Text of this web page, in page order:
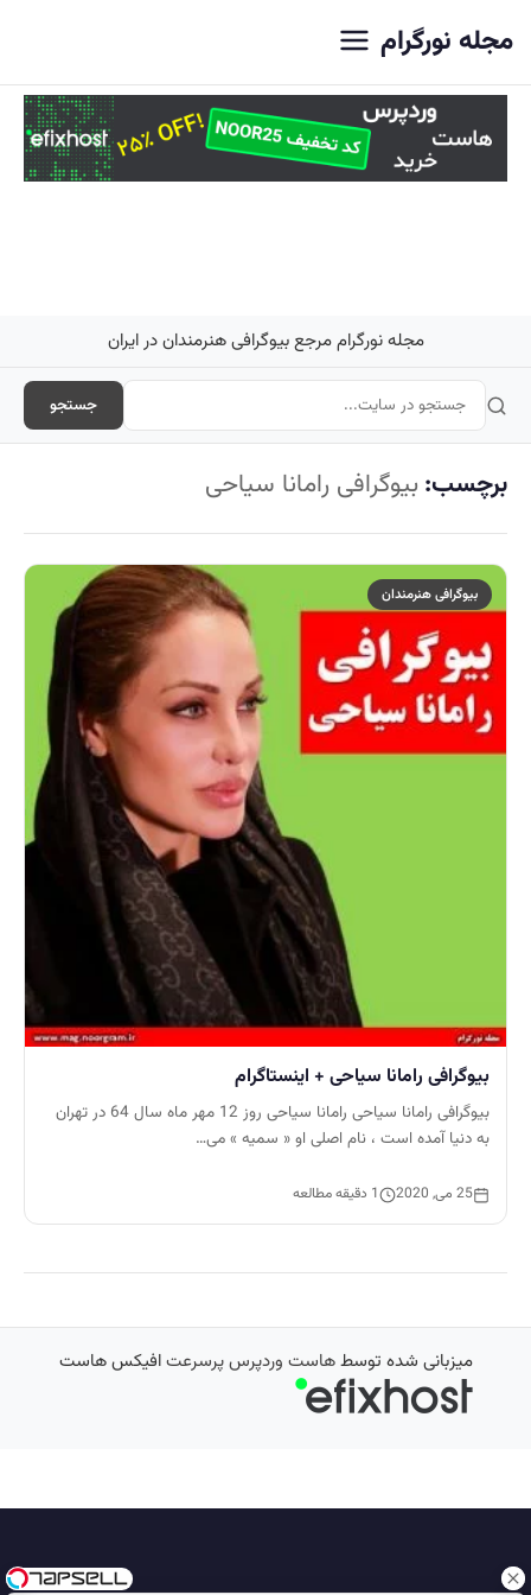
مجله نورگرام
مجله نورگرام مرجع بیوگرافی هنرمندان در ایران
جستجو
برچسب: بیوگرافی رامانا سیاحی
بیوگرافی هنرمندان
بیوگرافی رامانا سیاحی + اینستاگرام
بیوگرافی رامانا سیاحی رامانا سیاحی روز 12 مهر ماه سال 64 در تهران
به دنیا آمده است ، نام اصلی او « سمیه » می…
25 می, 2020 1 دقیقه مطالعه
میزبانی شده توسطهاست وردپرس پرسرعتافیکس هاست